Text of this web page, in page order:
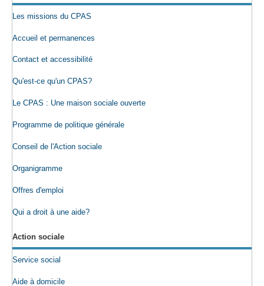
Les missions du CPAS
Accueil et permanences
Contact et accessibilité
Qu'est-ce qu'un CPAS?
Le CPAS : Une maison sociale ouverte
Programme de politique générale
Conseil de l'Action sociale
Organigramme
Offres d'emploi
Qui a droit à une aide?
Action sociale
Service social
Aide à domicile